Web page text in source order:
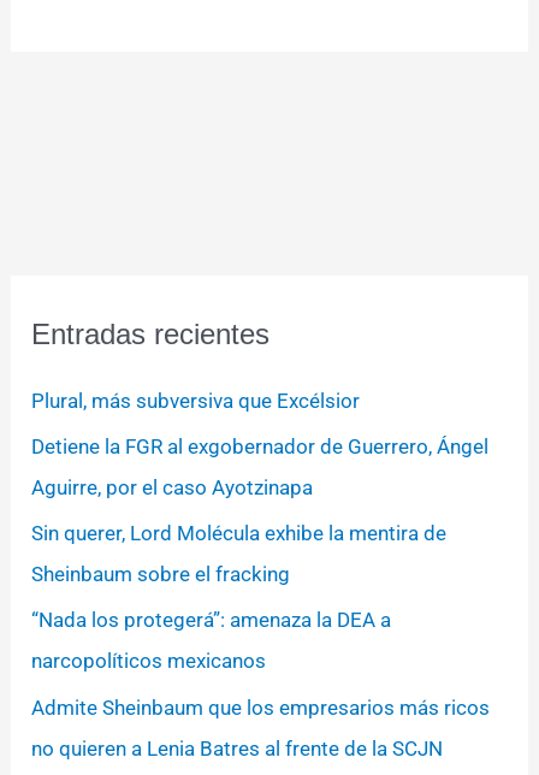
Entradas recientes
Plural, más subversiva que Excélsior
Detiene la FGR al exgobernador de Guerrero, Ángel
Aguirre, por el caso Ayotzinapa
Sin querer, Lord Molécula exhibe la mentira de
Sheinbaum sobre el fracking
“Nada los protegerá”: amenaza la DEA a
narcopolíticos mexicanos
Admite Sheinbaum que los empresarios más ricos
no quieren a Lenia Batres al frente de la SCJN